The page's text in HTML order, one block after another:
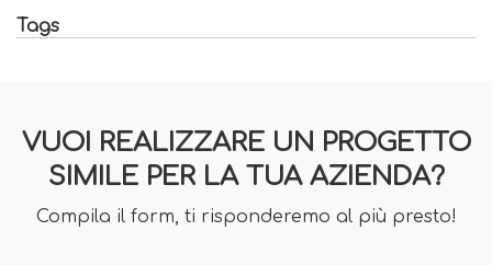
Tags
VUOI REALIZZARE UN PROGETTO
SIMILE PER LA TUA AZIENDA?
Compila il form, ti risponderemo al più presto!